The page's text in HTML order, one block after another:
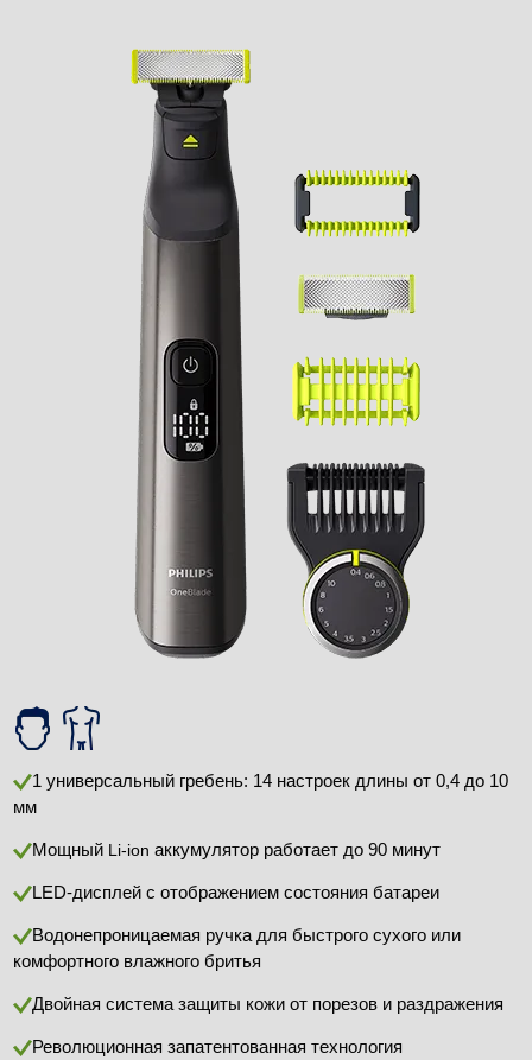
1 универсальный гребень: 14 настроек длины от 0,4 до 10
мм
Мощный Li-ion аккумулятор работает до 90 минут
LED-дисплей с отображением состояния батареи
Водонепроницаемая ручка для быстрого сухого или
комфортного влажного бритья
Двойная система защиты кожи от порезов и раздражения
Революционная запатентованная технология